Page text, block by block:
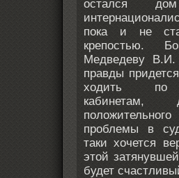
остался
пока и не
крепостью.
Медведеву В.И.
правды
ходить по
кабинетам,
проблемы в
таки хочется
этой
будет